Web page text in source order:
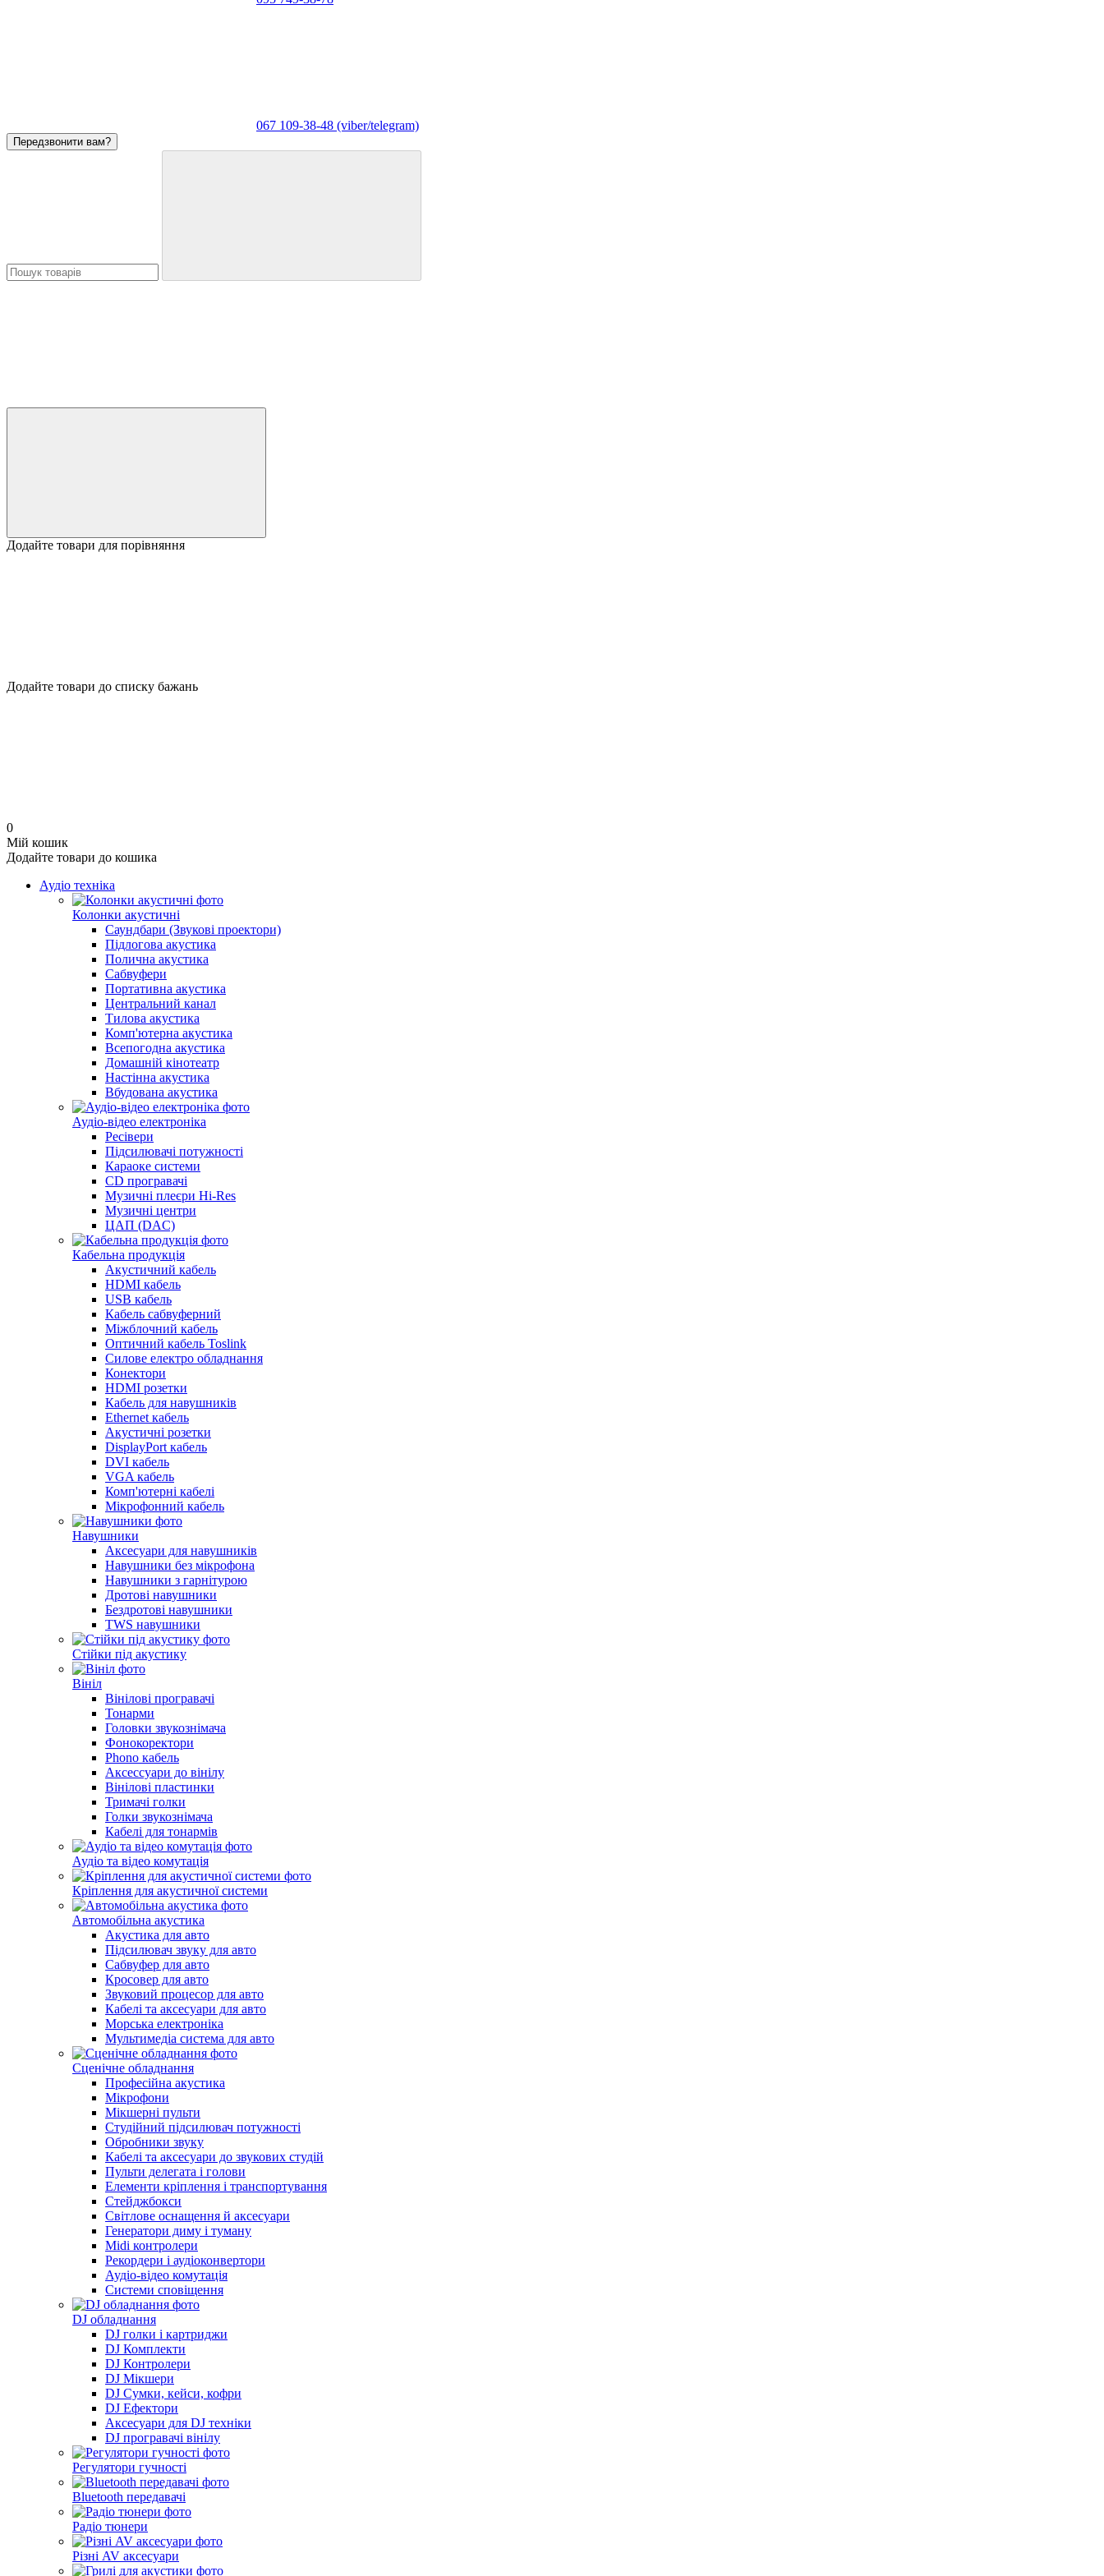
067 109-38-48 (viber/telegram)
Передзвонити вам?
Додайте товари для порівняння
Додайте товари до списку бажань
0
Мій кошик
Додайте товари до кошика
Аудіо техніка
Колонки акустичні
Саундбари (Звукові проектори)
Підлогова акустика
Полична акустика
Сабвуфери
Портативна акустика
Центральний канал
Тилова акустика
Комп'ютерна акустика
Всепогодна акустика
Домашній кінотеатр
Настінна акустика
Вбудована акустика
Аудіо-відео електроніка
Ресівери
Підсилювачі потужності
Караоке системи
CD програвачі
Музичні плеєри Hi-Res
Музичні центри
ЦАП (DAC)
Кабельна продукція
Акустичний кабель
HDMI кабель
USB кабель
Кабель сабвуферний
Міжблочний кабель
Оптичний кабель Toslink
Силове електро обладнання
Конектори
HDMI розетки
Кабель для навушників
Ethernet кабель
Акустичні розетки
DisplayPort кабель
DVI кабель
VGA кабель
Комп'ютерні кабелі
Мікрофонний кабель
Навушники
Аксесуари для навушників
Навушники без мікрофона
Навушники з гарнітурою
Дротові навушники
Бездротові навушники
TWS навушники
Стійки під акустику
Вініл
Вінілові програвачі
Тонарми
Головки звукознімача
Фонокоректори
Phono кабель
Аксессуари до вінілу
Вінілові пластинки
Тримачі голки
Голки звукознімача
Кабелі для тонармів
Аудіо та відео комутація
Кріплення для акустичної системи
Автомобільна акустика
Акустика для авто
Підсилювач звуку для авто
Сабвуфер для авто
Кросовер для авто
Звуковий процесор для авто
Кабелі та аксесуари для авто
Морська електроніка
Мультимедіа система для авто
Сценічне обладнання
Професійна акустика
Мікрофони
Мікшерні пульти
Студійний підсилювач потужності
Обробники звуку
Кабелі та аксесуари до звукових студій
Пульти делегата і голови
Елементи кріплення і транспортування
Стейджбокси
Світлове оснащення й аксесуари
Генератори диму і туману
Midi контролери
Рекордери і аудіоконвертори
Аудіо-відео комутація
Системи сповіщення
DJ обладнання
DJ голки і картриджи
DJ Комплекти
DJ Контролери
DJ Мікшери
DJ Сумки, кейси, кофри
DJ Ефектори
Аксесуари для DJ техніки
DJ програвачі вінілу
Регулятори гучності
Bluetooth передавачі
Радіо тюнери
Різні AV аксесуари